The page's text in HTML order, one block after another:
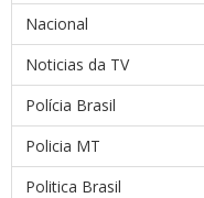
Nacional
Noticias da TV
Polícia Brasil
Policia MT
Politica Brasil